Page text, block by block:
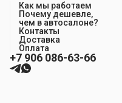
Как мы работаем
Почему дешевле,
чем в автосалоне?
Контакты
Доставка
Оплата
+7 906 086-63-66